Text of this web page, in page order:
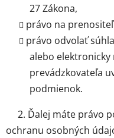
27 Zákona,
právo na
právo odvolať
alebo elektronicky
prevádzkovateľa
podmienok.
2. Ďalej máte právo
ochranu osobných